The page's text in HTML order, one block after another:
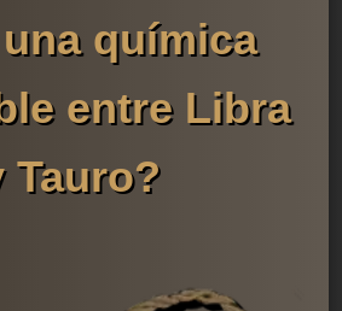
química
entre Libra
Tauro?